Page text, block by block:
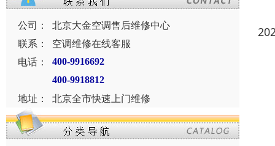
公司：
北京大金空调售后维修中心
联系：
空调维修在线客服
电话：
400-9916692
400-9918812
地址： 北京全市快速上门维修